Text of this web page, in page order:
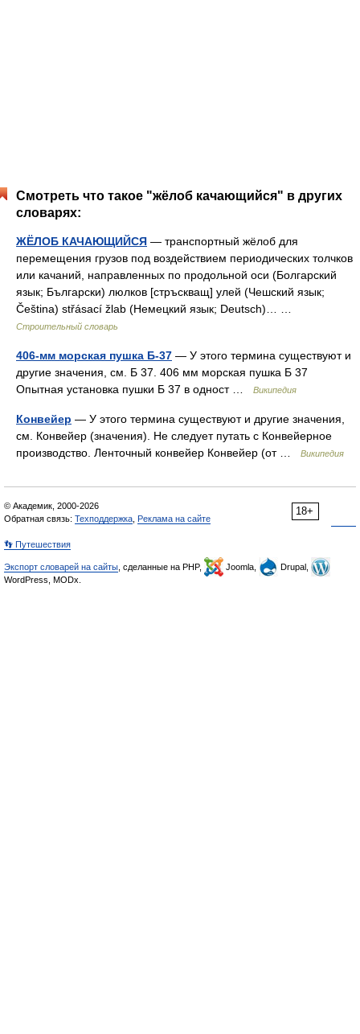
Смотреть что такое "жёлоб качающийся" в других
словарях:
ЖЁЛОБ КАЧАЮЩИЙСЯ — транспортный жёлоб для
перемещения грузов под воздействием периодических толчков
или качаний, направленных по продольной оси (Болгарский
язык; Български) люлков [стръскващ] улей (Чешский язык;
Čeština) střásací žlab (Немецкий язык; Deutsch)… …
Строительный словарь
406-мм морская пушка Б-37 — У этого термина существуют и
другие значения, см. Б 37. 406 мм морская пушка Б 37
Опытная установка пушки Б 37 в одност …
Википедия
Конвейер — У этого термина существуют и другие значения,
см. Конвейер (значения). Не следует путать с Конвейерное
производство. Ленточный конвейер Конвейер (от …
Википедия
18+
© Академик, 2000-2026
Обратная связь: Техподдержка Реклама на сайте
👣 Путешествия
Экспорт словарей на сайты , сделанные на PHP, Joomla,
Drupal,
WordPress, MODx.